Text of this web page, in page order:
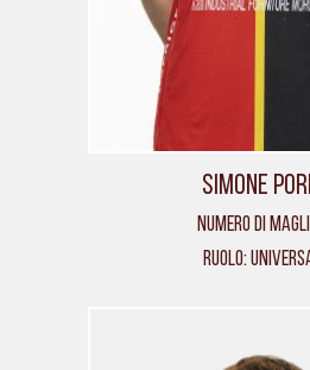
Simone
Numero di
Ruolo: